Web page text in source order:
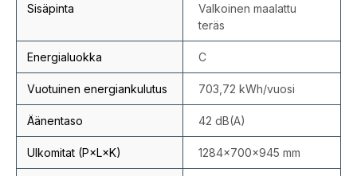
Sisäpinta
Valkoinen maalattu
teräs
Energialuokka C
Vuotuinen energiankulutus 703,72 kWh/vuosi
Äänentaso 42 dB(A)
Ulkomitat (P×L×K) 1284×700×945 mm